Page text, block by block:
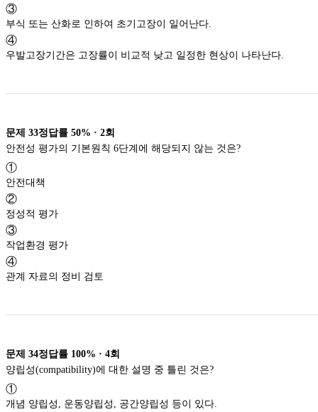
③
부식 또는 산화로 인하여 초기고장이 일어난다.
④
우발고장기간은 고장률이 비교적 낮고 일정한 현상이 나타난다.
문제 33정답률 50% · 2회
안전성 평가의 기본원칙 6단계에 해당되지 않는 것은?
①
안전대책
②
정성적 평가
③
작업환경 평가
④
관계 자료의 정비 검토
문제 34정답률 100% · 4회
양립성(compatibility)에 대한 설명 중 틀린 것은?
①
개념 양립성, 운동양립성, 공간양립성 등이 있다.